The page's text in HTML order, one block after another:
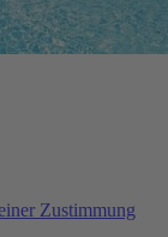
Zustimmung